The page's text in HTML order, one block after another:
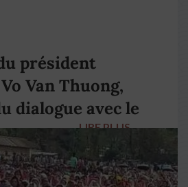
président
Van Thuong,
dialogue avec le
LIRE PLUS →